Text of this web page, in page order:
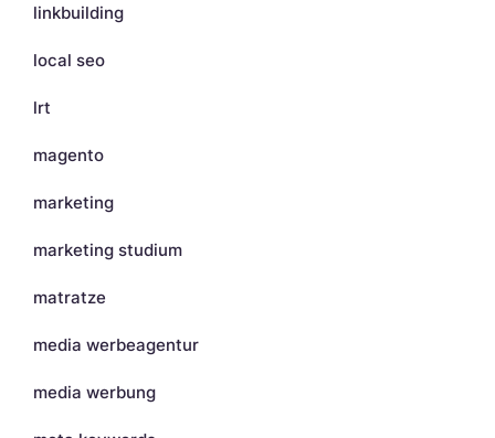
linkbuilding
local seo
lrt
magento
marketing
marketing studium
matratze
media werbeagentur
media werbung